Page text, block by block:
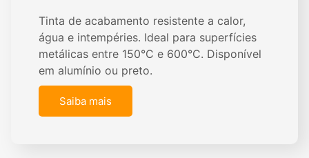
Tinta de acabamento resistente a calor,
água e intempéries. Ideal para superfícies
metálicas entre 150°C e 600°C. Disponível
em alumínio ou preto.
Saiba mais